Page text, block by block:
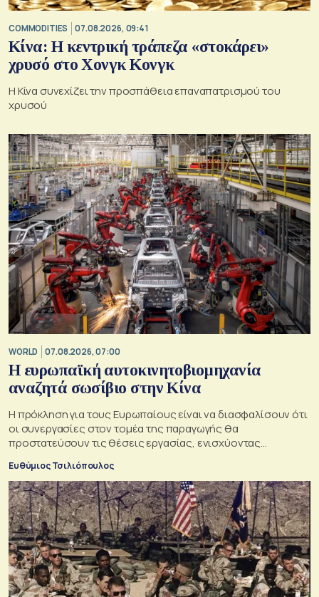
COMMODITIES 07.08.2026, 09:41
Κίνα: Η κεντρική τράπεζα «στοκάρει»
χρυσό στο Χονγκ Κονγκ
Η Κίνα συνεχίζει την προσπάθεια επαναπατρισμού του
χρυσού
WORLD 07.08.2026, 07:00
Η ευρωπαϊκή αυτοκινητοβιομηχανία
αναζητά σωσίβιο στην Κίνα
Η πρόκληση για τους Ευρωπαίους είναι να διασφαλίσουν ότι
οι συνεργασίες στον τομέα της παραγωγής θα
προστατεύσουν τις θέσεις εργασίας, ενισχύοντας
παράλληλα τις αλυσίδες εφοδιασμού
Ευθύμιος Τσιλιόπουλος